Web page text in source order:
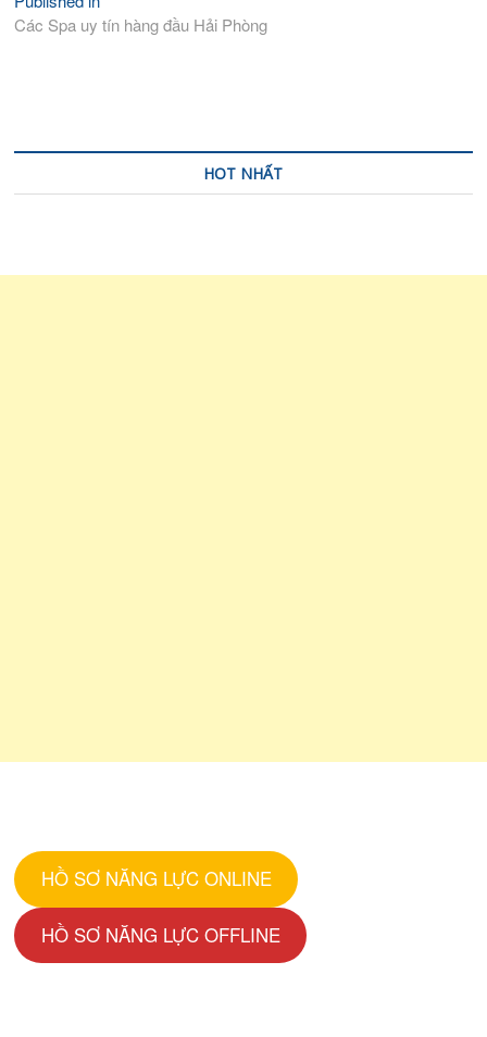
hướng
Các Spa uy tín hàng đầu Hải Phòng
HOT NHẤT
HỒ SƠ NĂNG LỰC ONLINE
HỒ SƠ NĂNG LỰC OFFLINE